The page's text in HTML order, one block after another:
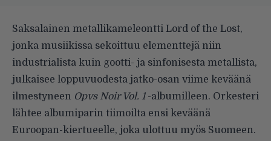
Saksalainen metallikameleontti Lord of the Lost,
jonka musiikissa sekoittuu elementtejä niin
industrialista kuin gootti- ja sinfonisesta metallista,
julkaisee loppuvuodesta jatko-osan viime keväänä
ilmestyneen Opvs Noir Vol. 1-albumilleen. Orkesteri
lähtee albumiparin tiimoilta ensi keväänä
Euroopan-kiertueelle, joka ulottuu myös Suomeen.